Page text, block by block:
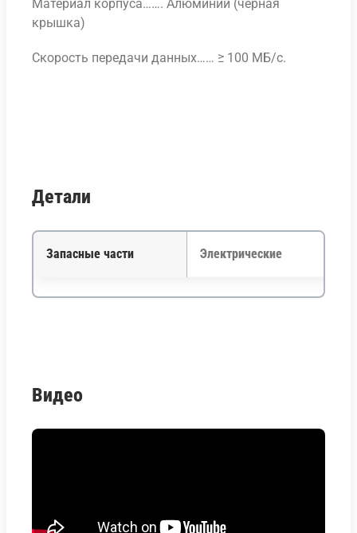
Материал корпуса……. Алюминий (черная
крышка)
Скорость передачи данных…… ≥ 100 МБ/с.
Детали
Запасные части Электрические
Видео